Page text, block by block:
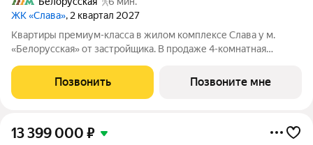
ЖК «Слава», 2 квартал 2027
Квартиры премиум-класса в жилом комплексе Слава у м.
«Белорусская» от застройщика. В продаже 4-комнатная
Новый современный жилой комплекс премиум-класса Слава
расположен в той части центра,
Позвонить Позвоните мне
13 399 000 ₽